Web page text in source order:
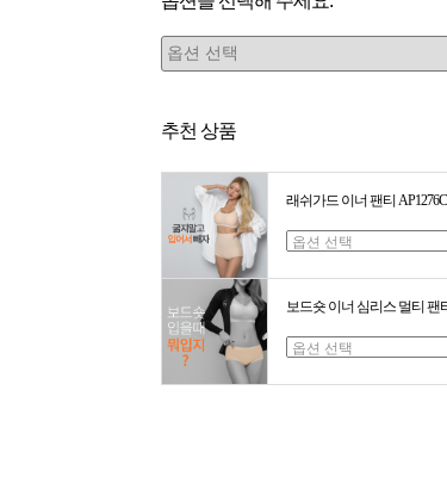
추천 상품
래쉬가드 이너 팬티
보드숏 이너 심리스 멀티 팬